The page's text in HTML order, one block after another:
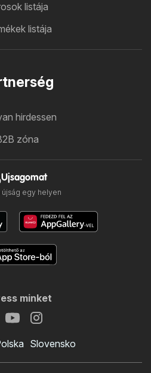
listája
listája
hirdessen
zóna
Ujsagomat
újság egy helyen
minket
Slovensko